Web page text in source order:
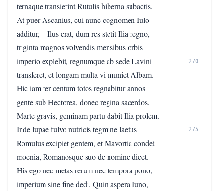
ternaque transierint Rutulis hiberna subactis.
At puer Ascanius, cui nunc cognomen Iulo
additur,—Ilus erat, dum res stetit Ilia regno,—
triginta magnos volvendis mensibus orbis
imperio explebit, regnumque ab sede Lavini
270
transferet, et longam multa vi muniet Albam.
Hic iam ter centum totos regnabitur annos
gente sub Hectorea, donec regina sacerdos,
Marte gravis, geminam partu dabit Ilia prolem.
Inde lupae fulvo nutricis tegmine laetus
275
Romulus excipiet gentem, et Mavortia condet
moenia, Romanosque suo de nomine dicet.
His ego nec metas rerum nec tempora pono;
imperium sine fine dedi. Quin aspera Iuno,